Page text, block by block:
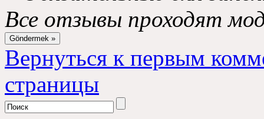
Все отзывы проходят
Вернуться к первым
страницы